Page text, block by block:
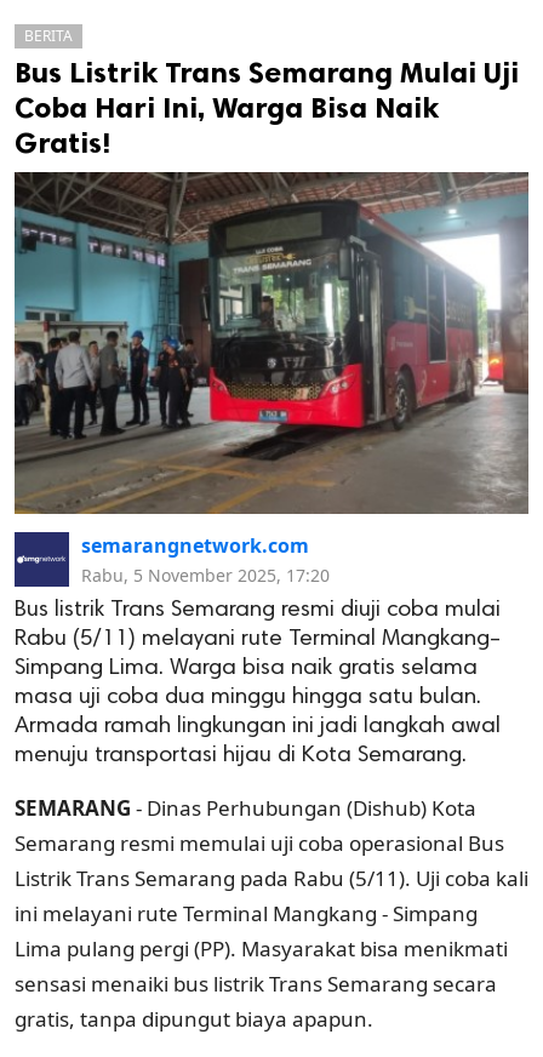
cipta.
BERITA
Bus Listrik Trans Semarang Mulai Uji
Coba Hari Ini, Warga Bisa Naik
Gratis!
semarangnetwork.com
Rabu, 5 November 2025, 17:20
Bus listrik Trans Semarang resmi diuji coba mulai
Rabu (5/11) melayani rute Terminal Mangkang–
Simpang Lima. Warga bisa naik gratis selama
masa uji coba dua minggu hingga satu bulan.
Armada ramah lingkungan ini jadi langkah awal
menuju transportasi hijau di Kota Semarang.
SEMARANG - Dinas Perhubungan (Dishub) Kota
Semarang resmi memulai uji coba operasional Bus
Listrik Trans Semarang pada Rabu (5/11). Uji coba kali
ini melayani rute Terminal Mangkang - Simpang
Lima pulang pergi (PP). Masyarakat bisa menikmati
sensasi menaiki bus listrik Trans Semarang secara
gratis, tanpa dipungut biaya apapun.